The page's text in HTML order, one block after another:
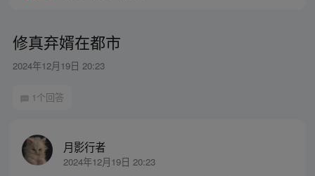
修真弃婿在都市
2024年12月19日 20:23
1个回答
月影行者
2024年12月19日 20:23